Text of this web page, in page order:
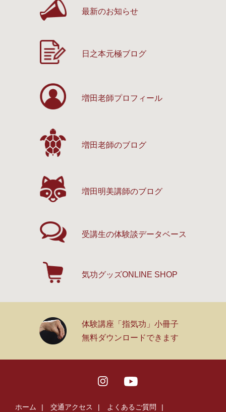
最新のお知らせ
日之本元極ブログ
増田老師プロフィール
増田老師のブログ
増田明美講師のブログ
受講生の体験談データベース
気功グッズONLINE SHOP
体験講座「指気功」小冊子
無料ダウンロードできます
ホーム 交通アクセス よくあるご質問